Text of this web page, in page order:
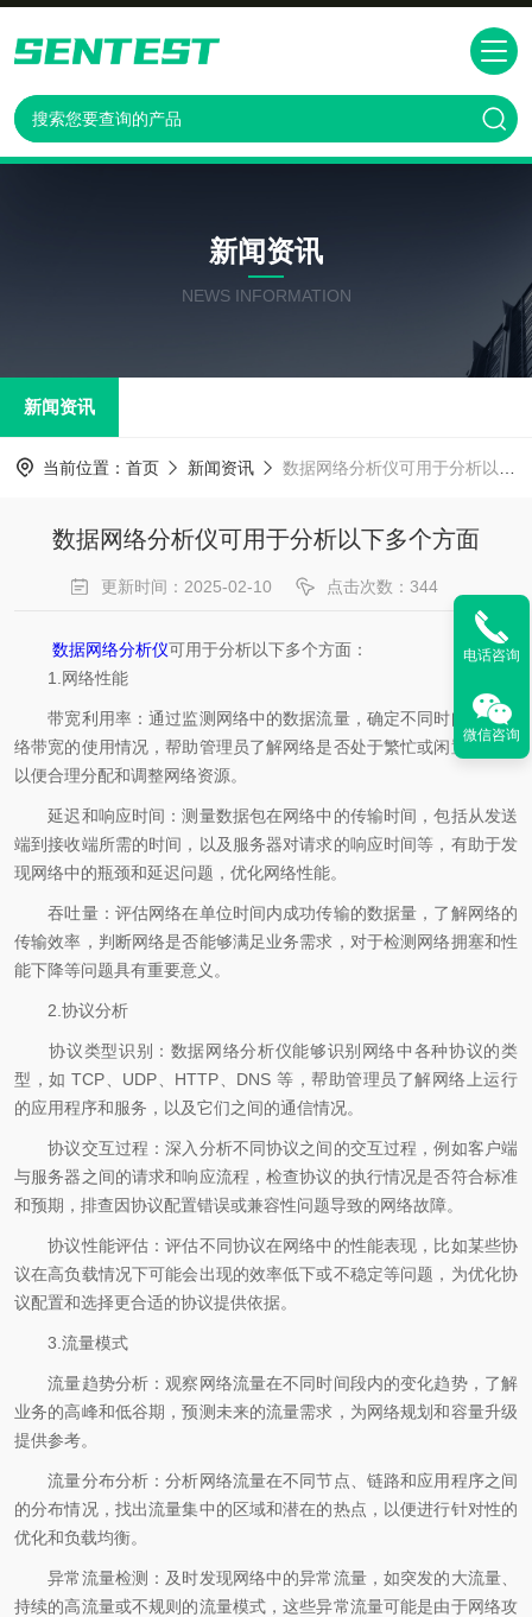
新闻资讯
NEWS INFORMATION
新闻资讯
当前位置： 首页 新闻资讯 数据网络分析仪可用于分析以下多个方面
数据网络分析仪可用于分析以下多个方面
更新时间：2025-02-10 点击次数：344
数据网络分析仪可用于分析以下多个方面：
1.网络性能
带宽利用率：通过监测网络中的数据流量，确定不同时间段内网
络带宽的使用情况，帮助管理员了解网络是否处于繁忙或闲置状态，
以便合理分配和调整网络资源。
延迟和响应时间：测量数据包在网络中的传输时间，包括从发送
端到接收端所需的时间，以及服务器对请求的响应时间等，有助于发
现网络中的瓶颈和延迟问题，优化网络性能。
吞吐量：评估网络在单位时间内成功传输的数据量，了解网络的
传输效率，判断网络是否能够满足业务需求，对于检测网络拥塞和性
能下降等问题具有重要意义。
2.协议分析
协议类型识别：数据网络分析仪能够识别网络中各种协议的类
型，如 TCP、UDP、HTTP、DNS 等，帮助管理员了解网络上运行
的应用程序和服务，以及它们之间的通信情况。
协议交互过程：深入分析不同协议之间的交互过程，例如客户端
与服务器之间的请求和响应流程，检查协议的执行情况是否符合标准
和预期，排查因协议配置错误或兼容性问题导致的网络故障。
协议性能评估：评估不同协议在网络中的性能表现，比如某些协
议在高负载情况下可能会出现的效率低下或不稳定等问题，为优化协
议配置和选择更合适的协议提供依据。
3.流量模式
流量趋势分析：观察网络流量在不同时间段内的变化趋势，了解
业务的高峰和低谷期，预测未来的流量需求，为网络规划和容量升级
提供参考。
流量分布分析：分析网络流量在不同节点、链路和应用程序之间
的分布情况，找出流量集中的区域和潜在的热点，以便进行针对性的
优化和负载均衡。
异常流量检测：及时发现网络中的异常流量，如突发的大流量、
持续的高流量或不规则的流量模式，这些异常流量可能是由于网络攻
电话咨询
微信咨询